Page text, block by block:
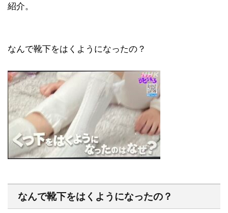
紹介。
なんで靴下をはくようになったの？
なんで靴下をはくようになったの？